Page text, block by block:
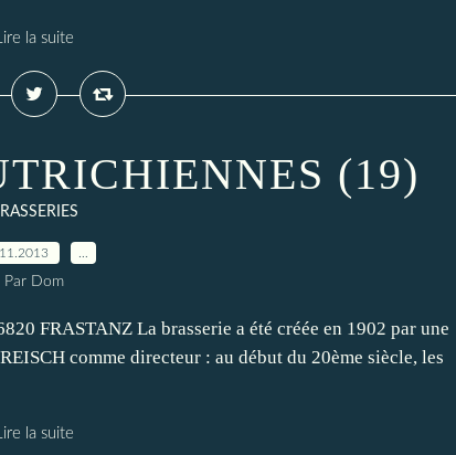
la suite
(19)
Par Dom
FRASTANZ La brasserie a été créée en 1902 par une
comme directeur : au début du 20ème siècle, les
la suite